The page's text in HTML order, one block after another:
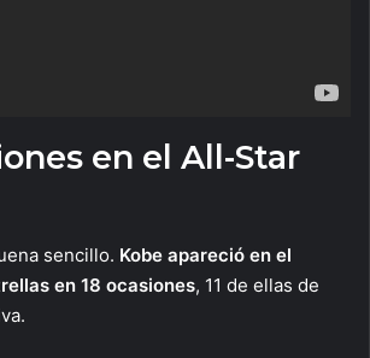
en el All-Star
sencillo. Kobe apareció en el
en 18 ocasiones, 11 de ellas de